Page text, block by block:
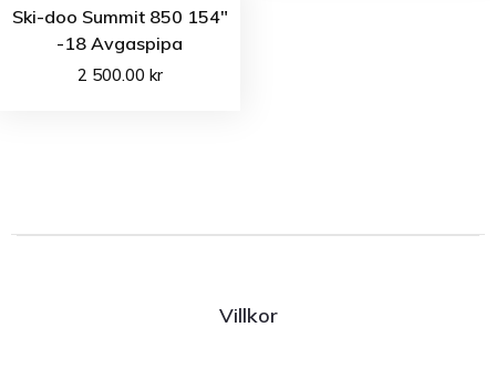
Ski-doo Summit 850 154″
-18 Avgaspipa
2 500.00 kr
Villkor